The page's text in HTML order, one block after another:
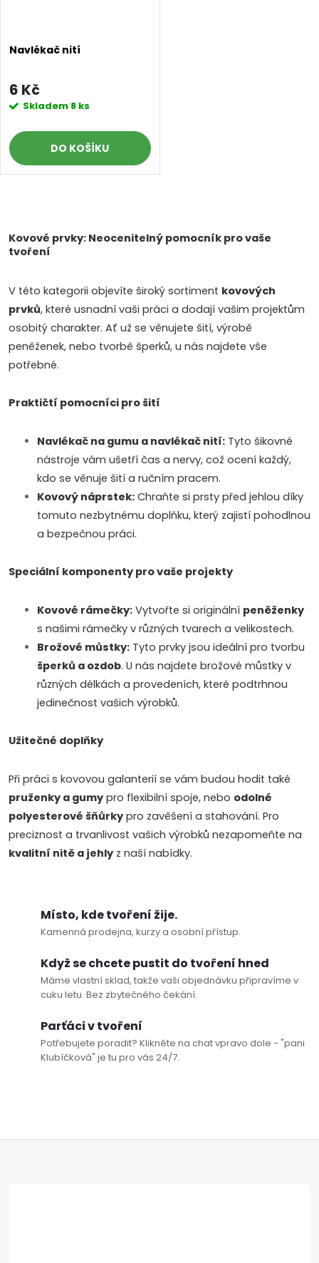
Navlékač nití
6 Kč
Skladem 8 ks
DO KOŠÍKU
v
á
d
a
í
v
u
Kovové prvky: Neocenitelný pomocník pro vaše
tvoření
V této kategorii objevíte široký sortiment kovových
prvků, které usnadní vaši práci a dodají vašim projektům
osobitý charakter. Ať už se věnujete šití, výrobě
peněženek, nebo tvorbě šperků, u nás najdete vše
potřebné.
Praktičtí pomocníci pro šití
Navlékač na gumu a navlékač nití: Tyto šikovné
nástroje vám ušetří čas a nervy, což ocení každý,
kdo se věnuje šití a ručním pracem.
Kovový náprstek: Chraňte si prsty před jehlou díky
tomuto nezbytnému doplňku, který zajistí pohodlnou
a bezpečnou práci.
Speciální komponenty pro vaše projekty
Kovové rámečky: Vytvořte si originální peněženky
s našimi rámečky v různých tvarech a velikostech.
Brožové můstky: Tyto prvky jsou ideální pro tvorbu
šperků a ozdob. U nás najdete brožové můstky v
různých délkách a provedeních, které podtrhnou
jedinečnost vašich výrobků.
Užitečné doplňky
Při práci s kovovou galanterií se vám budou hodit také
pruženky a gumy pro flexibilní spoje, nebo odolné
polyesterové šňůrky pro zavěšení a stahování. Pro
preciznost a trvanlivost vašich výrobků nezapomeňte na
kvalitní nitě a jehly z naší nabídky.
Místo, kde tvoření žije.
Kamenná prodejna, kurzy a osobní přístup.
Když se chcete pustit do tvoření hned
Máme vlastní sklad, takže vaši objednávku připravíme v
cuku letu. Bez zbytečného čekání.
Parťáci v tvoření
Potřebujete poradit? Klikněte na chat vpravo dole - "pani
Klubíčková" je tu pro vás 24/7.